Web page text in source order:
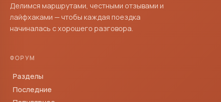
Делимся маршрутами, честными отзывами и
лайфхаками — чтобы каждая поездка
начиналась с хорошего разговора.
ФОРУМ
Разделы
Последние